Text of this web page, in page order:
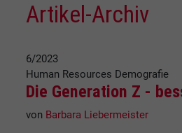
Artikel-Archiv
6/2023
Human Resources Demografie
Die Generation Z -
von Barbara Liebermeister